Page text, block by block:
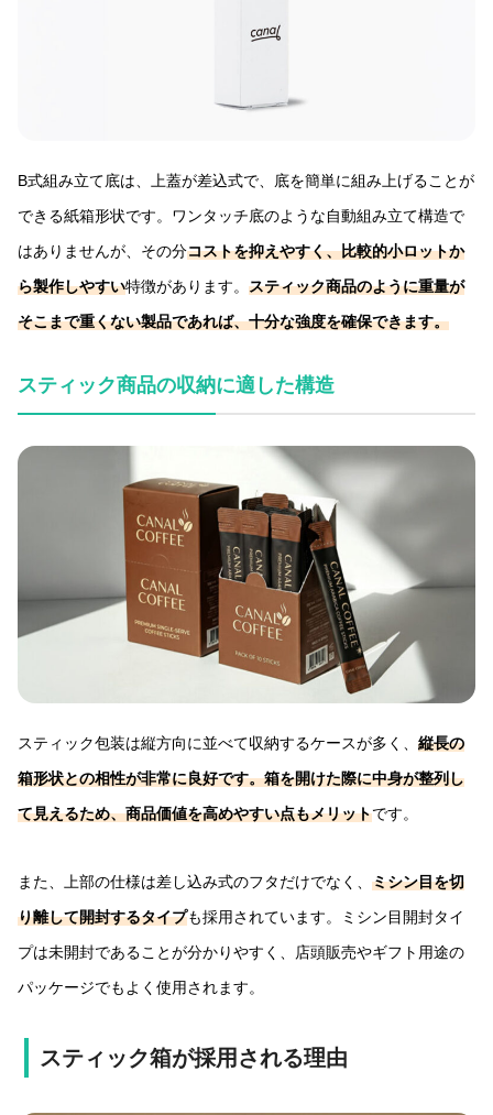
B式組み立て底は、上蓋が差込式で、底を簡単に組み上げることが
できる紙箱形状です。ワンタッチ底のような自動組み立て構造で
はありませんが、その分コストを抑えやすく、比較的小ロットか
ら製作しやすい特徴があります。 スティック商品のように重量が
そこまで重くない製品であれば、十分な強度を確保できます。
スティック商品の収納に適した構造
スティック包装は縦方向に並べて収納するケースが多く、 縦長の
箱形状との相性が非常に良好です。箱を開けた際に中身が整列し
て見えるため、商品価値を高めやすい点もメリットです。
また、上部の仕様は差し込み式のフタだけでなく、 ミシン目を切
り離して開封するタイプも採用されています。ミシン目開封タイ
プは未開封であることが分かりやすく、店頭販売やギフト用途の
パッケージでもよく使用されます。
スティック箱が採用される理由